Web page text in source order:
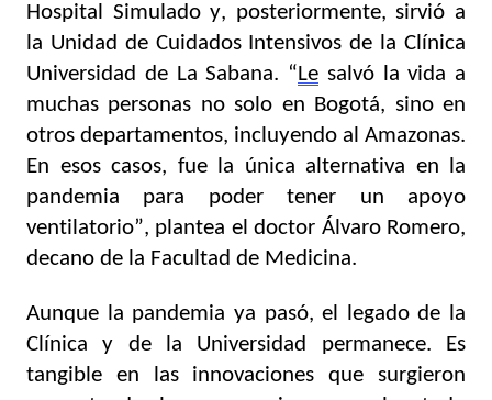
Hospital Simulado y, posteriormente, sirvió a
la Unidad de Cuidados Intensivos de la Clínica
Universidad de La Sabana. “Le salvó la vida a
muchas personas no solo en Bogotá, sino en
otros departamentos, incluyendo al Amazonas.
En esos casos, fue la única alternativa en la
pandemia para poder tener un apoyo
ventilatorio”, plantea el doctor Álvaro Romero,
decano de la Facultad de Medicina.
Aunque la pandemia ya pasó, el legado de la
Clínica y de la Universidad permanece. Es
tangible en las innovaciones que surgieron